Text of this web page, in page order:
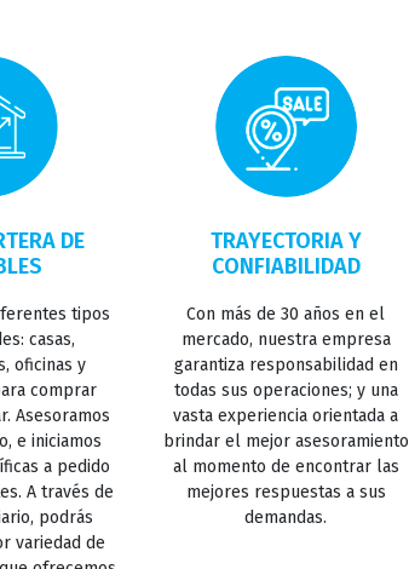
DE
tipos
casas,
oficinas y
comprar
Asesoramos
e iniciamos
a pedido
A través de
podrás
variedad de
TRAYECTORIA Y
CONFIABILIDAD
Con más de 30 años en el
mercado, nuestra empresa
garantiza responsabilidad en
todas sus operaciones; y una
vasta experiencia orientada a
brindar el mejor asesoramiento
al momento de encontrar las
mejores respuestas a sus
demandas.